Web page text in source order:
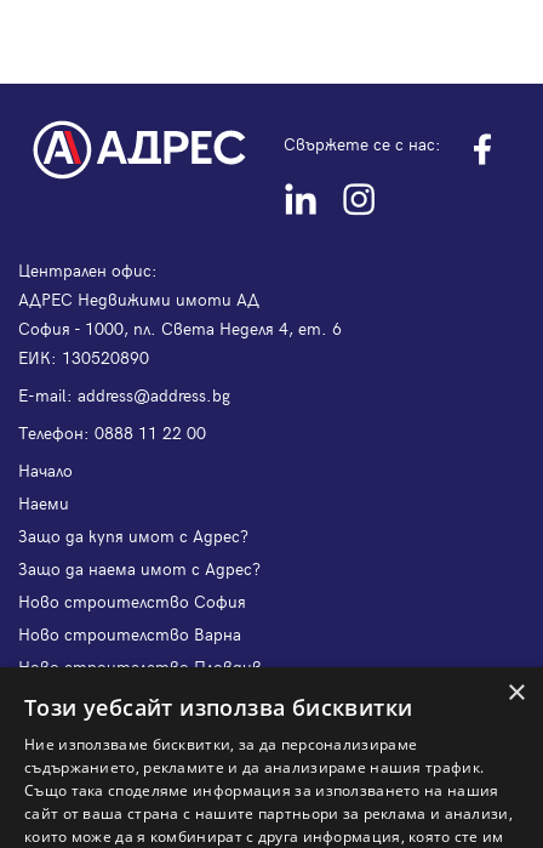
Свържете се с нас:
Централен офис:
АДРЕС Недвижими имоти АД
София - 1000, пл. Света Неделя 4, ет. 6
ЕИК: 130520890
Е-mail: address@address.bg
Телефон: 0888 11 22 00
Начало
Наеми
Защо да купя имот с Адрес?
Защо да наема имот с Адрес?
Ново строителство София
Ново строителство Варна
Ново строителство Пловдив
Ново строителство Бургас
Защо да отдам имот с Адрес?
Наши офиси
Кариери
×
Този уебсайт използва бисквитки
Ние използваме бисквитки, за да персонализираме
съдържанието, рекламите и да анализираме нашия трафик.
Също така споделяме информация за използването на нашия
сайт от ваша страна с нашите партньори за реклама и анализи,
които може да я комбинират с друга информация, която сте им